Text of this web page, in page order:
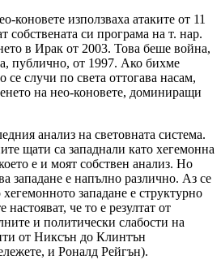
коновете използваха атаките от 11
собствената си програма на т. нар.
в Ирак от 2003. Това беше война,
публично, от 1997. Ако бихме
се случи по света оттогава насам,
на нео-коновете, доминиращи
анализ на световната система.
щати са западнали като хегемонна
е и моят собствен анализ. Но
западане е напълно различно. Аз се
западане е структурно
че то е резултат от
и политически слабости на
от Никсън до Клинтън
и Роналд Рейгън).